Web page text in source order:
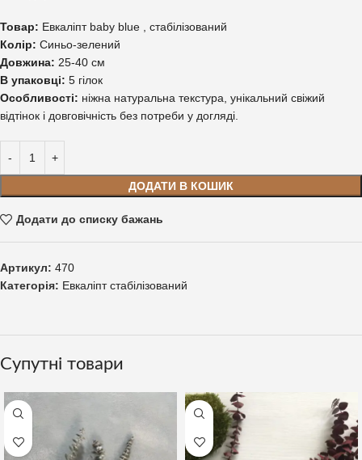
Товар: Евкаліпт baby blue , стабілізований
Колір: Синьо-зелений
Довжина: 25-40 см
В упаковці: 5 гілок
Особливості: ніжна натуральна текстура, унікальний свіжий
відтінок і довговічність без потреби у догляді.
ДОДАТИ В КОШИК
Додати до списку бажань
Артикул: 470
Категорія: Евкаліпт стабілізований
Супутні товари